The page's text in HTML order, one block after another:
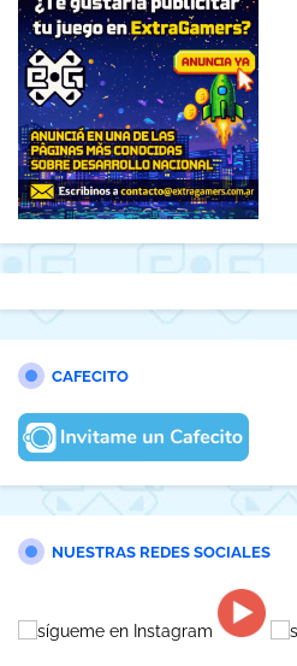
CAFECITO
NUESTRAS REDES SOCIALES